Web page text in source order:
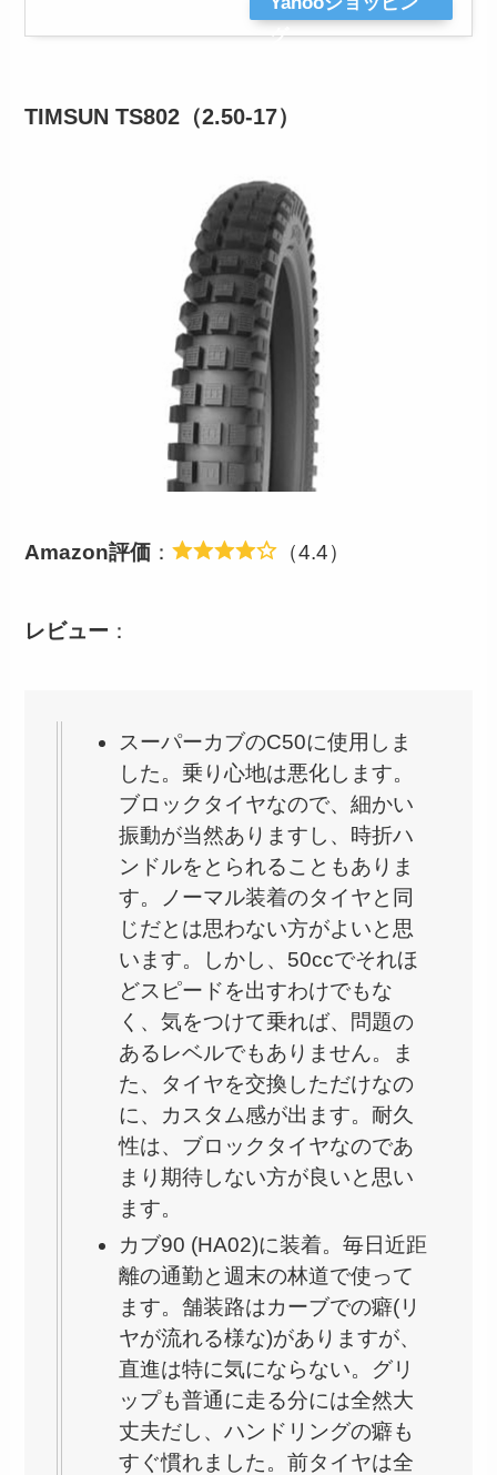
グ
TIMSUN TS802（2.50-17）
Amazon評価 ： （4.4）
レビュー ：
スーパーカブのC50に使用しま
した。乗り心地は悪化します。
ブロックタイヤなので、細かい
振動が当然ありますし、時折ハ
ンドルをとられることもありま
す。ノーマル装着のタイヤと同
じだとは思わない方がよいと思
います。しかし、50ccでそれほ
どスピードを出すわけでもな
く、気をつけて乗れば、問題の
あるレベルでもありません。ま
た、タイヤを交換しただけなの
に、カスタム感が出ます。耐久
性は、ブロックタイヤなのであ
まり期待しない方が良いと思い
ます。
カブ90 (HA02)に装着。毎日近距
離の通勤と週末の林道で使って
ます。舗装路はカーブでの癖(リ
ヤが流れる様な)がありますが、
直進は特に気にならない。グリ
ップも普通に走る分には全然大
丈夫だし、ハンドリングの癖も
すぐ慣れました。前タイヤは全